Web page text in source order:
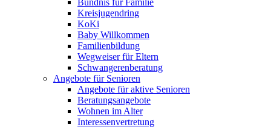
Bündnis für Familie
Kreisjugendring
KoKi
Baby Willkommen
Familienbildung
Wegweiser für Eltern
Schwangerenberatung
Angebote für Senioren
Angebote für aktive Senioren
Beratungsangebote
Wohnen im Alter
Interessenvertretung